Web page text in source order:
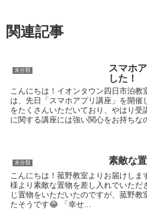
関連記事
未分類
スマホ
した！
こんにちは！イオンタウン四日市泊
は、先日「スマホアプリ講座」を開
をたくさんいただいており、やはり受
に関する講座には強い関心をお持ちな
未分類 素敵な
こんにちは！菰野教室よりお届けしま
様より素敵な置物を差し入れでいただ
じ置物をいただいたのですが、菰野教
たそうです😂 「幸せ...